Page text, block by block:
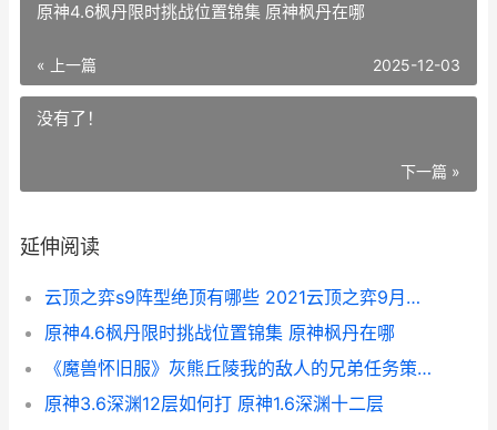
原神4.6枫丹限时挑战位置锦集 原神枫丹在哪
« 上一篇 2025-12-03
没有了！
下一篇 »
延伸阅读
云顶之弈s9阵型绝顶有哪些 2021云顶之弈9月最新阵容排行
原神4.6枫丹限时挑战位置锦集 原神枫丹在哪
《魔兽怀旧服》灰熊丘陵我的敌人的兄弟任务策略 魔兽怀旧服最新消息
原神3.6深渊12层如何打 原神1.6深渊十二层